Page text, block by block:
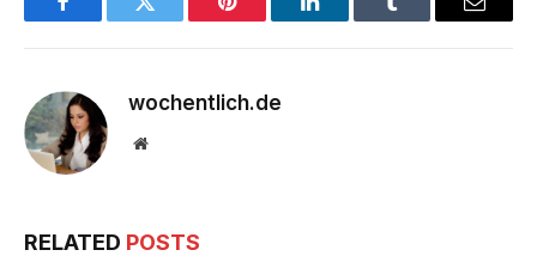
FacebookTwitter Pinterest LinkedInTumblr Email
wochentlich.de
Website
RELATED POSTS